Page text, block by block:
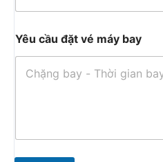
Yêu cầu đặt vé máy bay